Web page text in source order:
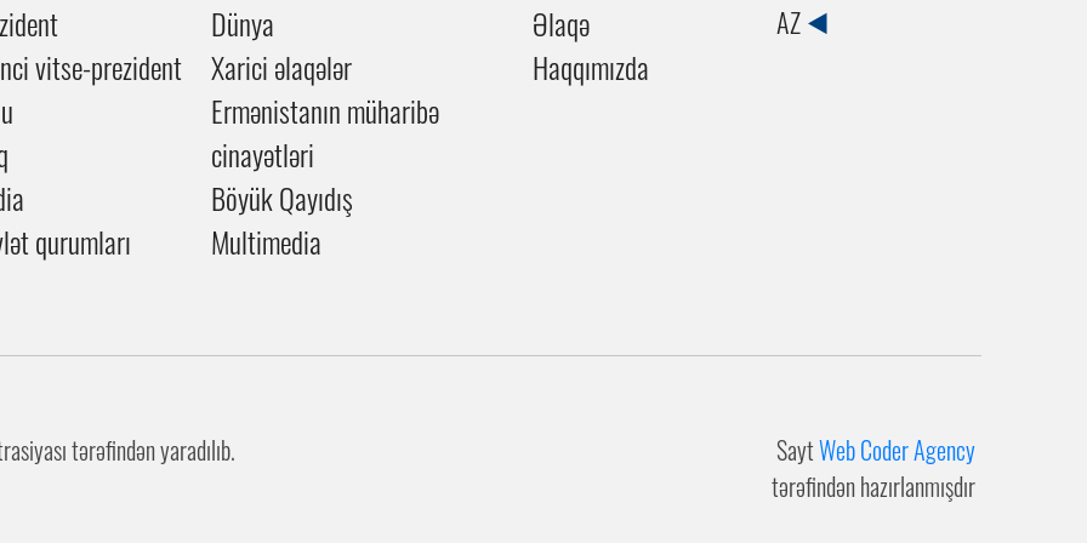
vitse-prezident
qurumları
Dünya
Xarici əlaqələr
Ermənistanın müharibə
cinayətləri
Böyük Qayıdış
Multimedia
Əlaqə
Haqqımızda
AZ
tərəfindən yaradılıb. SaytWeb Coder Agency
tərəfindən hazırlanmışdır